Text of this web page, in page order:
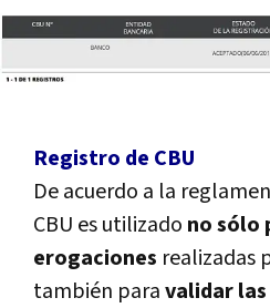
Registro de CBU
De acuerdo a la
CBU es utilizado no sólo
erogaciones realizadas
también paravalidar